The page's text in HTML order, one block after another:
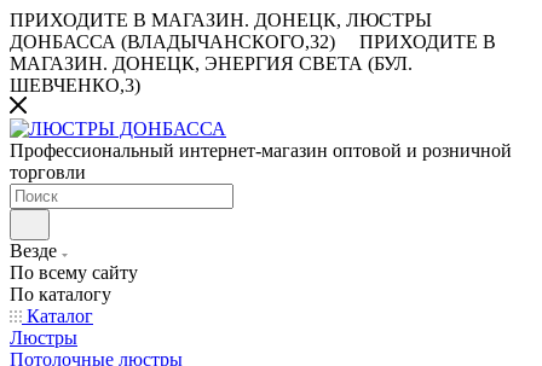
ПРИХОДИТЕ В МАГАЗИН. ДОНЕЦК, ЛЮСТРЫ
ДОНБАССА (ВЛАДЫЧАНСКОГО,32)
ПРИХОДИТЕ В
МАГАЗИН. ДОНЕЦК, ЭНЕРГИЯ СВЕТА (БУЛ.
ШЕВЧЕНКО,3)
Профессиональный интернет-магазин оптовой и розничной
торговли
Везде
По всему сайту
По каталогу
Каталог
Люстры
Потолочные люстры